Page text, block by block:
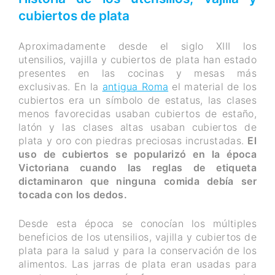
cubiertos de plata
Aproximadamente desde el siglo XIII los
utensilios, vajilla y cubiertos de plata han estado
presentes en las cocinas y mesas más
exclusivas. En la antigua Roma el material de los
cubiertos era un símbolo de estatus, las clases
menos favorecidas usaban cubiertos de estaño,
latón y las clases altas usaban cubiertos de
plata y oro con piedras preciosas incrustadas. El
uso de cubiertos se popularizó en la época
Victoriana cuando las reglas de etiqueta
dictaminaron que ninguna comida debía ser
tocada con los dedos.
Desde esta época se conocían los múltiples
beneficios de los utensilios, vajilla y cubiertos de
plata para la salud y para la conservación de los
alimentos. Las jarras de plata eran usadas para